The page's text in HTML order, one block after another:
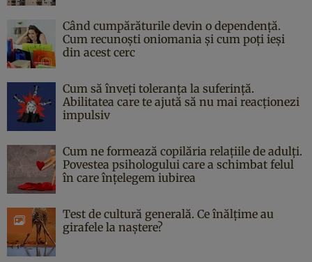
Când cumpărăturile devin o dependență.
Cum recunoști oniomania și cum poți ieși
din acest cerc
Cum să înveți toleranța la suferință.
Abilitatea care te ajută să nu mai reacționezi
impulsiv
Cum ne formează copilăria relațiile de adulți.
Povestea psihologului care a schimbat felul
în care înțelegem iubirea
Test de cultură generală. Ce înălțime au
girafele la naștere?